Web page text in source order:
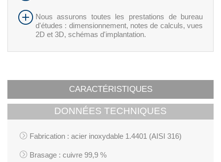
Nous assurons toutes les prestations de bureau
d'études : dimensionnement, notes de calculs, vues
2D et 3D, schémas d'implantation.
CARACTÉRISTIQUES
DONNÉES TECHNIQUES
Fabrication : acier inoxydable 1.4401 (AISI 316)
Brasage : cuivre 99,9 %